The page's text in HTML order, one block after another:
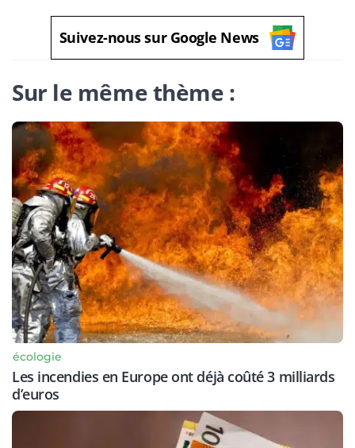
Suivez-nous sur Google News
Sur le même thème :
écologie
Les incendies en Europe ont déjà coûté 3 milliards
d’euros